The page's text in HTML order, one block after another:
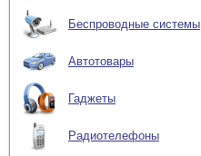
Беспроводные системы
Автотовары
Гаджеты
Радиотелефоны